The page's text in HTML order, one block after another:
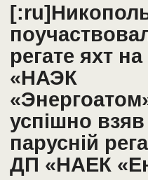
регате яхт
«НАЭК
успішно
парусній
ДП «НАЕК